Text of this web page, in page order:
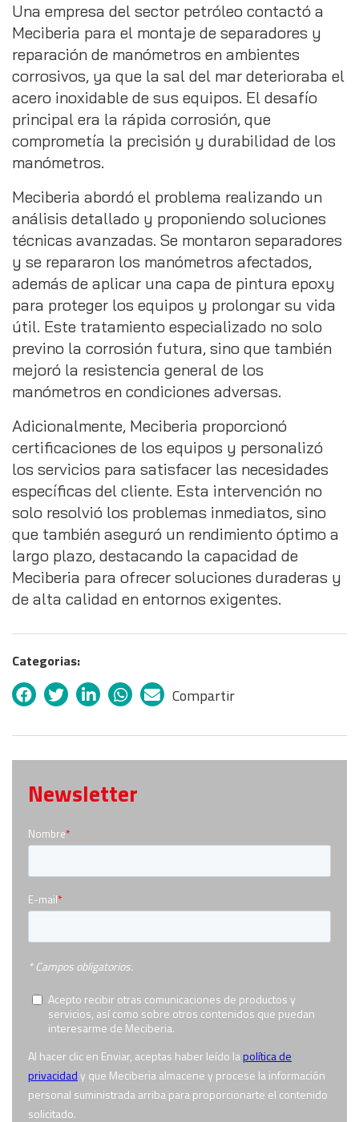
Una empresa del sector petróleo contactó a
Meciberia para el montaje de separadores y
reparación de manómetros en ambientes
corrosivos, ya que la sal del mar deterioraba el
acero inoxidable de sus equipos. El desafío
principal era la rápida corrosión, que
comprometía la precisión y durabilidad de los
manómetros.
Meciberia abordó el problema realizando un
análisis detallado y proponiendo soluciones
técnicas avanzadas. Se montaron separadores
y se repararon los manómetros afectados,
además de aplicar una capa de pintura epoxy
para proteger los equipos y prolongar su vida
útil. Este tratamiento especializado no solo
previno la corrosión futura, sino que también
mejoró la resistencia general de los
manómetros en condiciones adversas.
Adicionalmente, Meciberia proporcionó
certificaciones de los equipos y personalizó
los servicios para satisfacer las necesidades
específicas del cliente. Esta intervención no
solo resolvió los problemas inmediatos, sino
que también aseguró un rendimiento óptimo a
largo plazo, destacando la capacidad de
Meciberia para ofrecer soluciones duraderas y
de alta calidad en entornos exigentes.
Categorias:
Compartir